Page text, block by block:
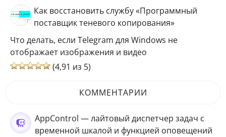
Как восстановить службу «Программный
поставщик теневого копирования»
Что делать, если Telegram для Windows не
отображает изображения и видео
(4,91 из 5)
КОММЕНТАРИИ
AppControl — лайтовый диспетчер задач с
временной шкалой и функцией оповещений